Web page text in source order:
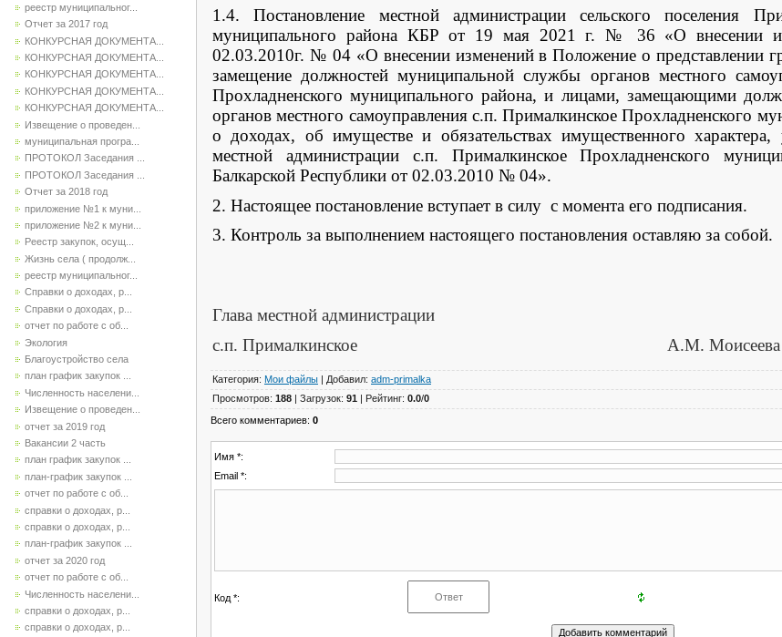
реестр муниципальног...
Отчет за 2017 год
КОНКУРСНАЯ ДОКУМЕНТА...
КОНКУРСНАЯ ДОКУМЕНТА...
КОНКУРСНАЯ ДОКУМЕНТА...
КОНКУРСНАЯ ДОКУМЕНТА...
КОНКУРСНАЯ ДОКУМЕНТА...
Извещение о проведен...
муниципальная програ...
ПРОТОКОЛ Заседания ...
ПРОТОКОЛ Заседания ...
Отчет за 2018 год
приложение №1 к муни...
приложение №2 к муни...
Реестр закупок, осущ...
Жизнь села ( продолж...
реестр муниципальног...
Справки о доходах, р...
Справки о доходах, р...
отчет по работе с об...
Экология
Благоустройство села
план график закупок ...
Численность населени...
Извещение о проведен...
отчет за 2019 год
Вакансии 2 часть
план график закупок ...
план-график закупок ...
отчет по работе с об...
справки о доходах, р...
справки о доходах, р...
план-график закупок ...
отчет за 2020 год
отчет по работе с об...
Численность населени...
справки о доходах, р...
справки о доходах, р...
1.4. Постановление местной администрации сельского поселения
муниципального района КБР от 19 мая 2021 г. № 36 «О внесении
02.03.2010г. № 04 «О внесении изменений в Положение о представлении
замещение должностей муниципальной службы органов местного
Прохладненского муниципального района, и лицами, замещающими
органов местного самоуправления с.п. Прималкинское Прохладненского
о доходах, об имуществе и обязательствах имущественного характера,
местной администрации с.п. Прималкинское Прохладненского
Балкарской Республики от 02.03.2010 № 04».
2. Настоящее постановление вступает в силу с момента его подписания.
3. Контроль за выполнением настоящего постановления оставляю за собой.
Глава местной администрации
с.п. Прималкинское А.М. Моисеева
Категория: Мои файлы | Добавил: adm-primalka
Просмотров: 188 | Загрузок: 91 | Рейтинг: 0.0/0
Всего комментариев: 0
Имя *:
Email *:
Код *: